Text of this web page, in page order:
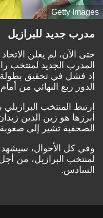
Getty Images
مدرب جديد للبرازيل
حتى الآن، لم يعلن
المدرب الجديد لمنتخب
إذ فشل في تحقيق
الدور ربع النهائي من
ارتبط المنتخب البرازيلي
أبرزها هو زين الدين
الصحفية تشير إلى
لمنتخب البرازيل، من
السادس.